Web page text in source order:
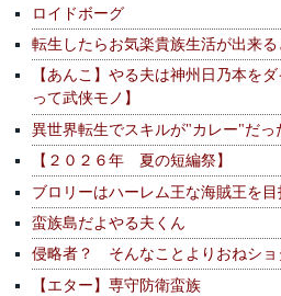
ロイドボーグ
転生したらお気楽貴族生活が出来
【あんこ】やる夫は神州日乃本を
って武侠モノ】
異世界転生でスキルが"カレー"だっ
【２０２６年 夏の短編祭】
ブロリーはハーレム王な海賊王を
蛮族島だよやる夫くん
侵略者？ そんなことよりおねショ
【エター】専守防衛蛮族